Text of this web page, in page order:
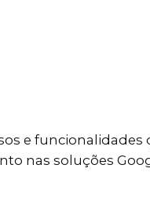
e funcionalidades
nas soluções